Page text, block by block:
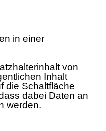
in einer
von
Inhalt
die Schaltfläche
dabei Daten an
werden.